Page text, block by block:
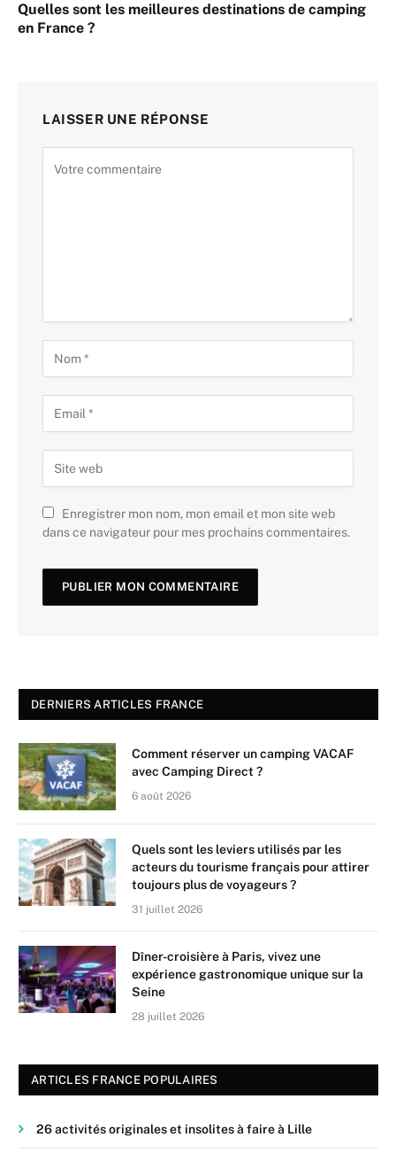
Quelles sont les meilleures destinations de camping
en France ?
LAISSER UNE RÉPONSE
Enregistrer mon nom, mon email et mon site web
dans ce navigateur pour mes prochains commentaires.
DERNIERS ARTICLES FRANCE
Comment réserver un camping VACAF
avec Camping Direct ?
6 août 2026
Quels sont les leviers utilisés par les
acteurs du tourisme français pour attirer
toujours plus de voyageurs ?
31 juillet 2026
Dîner-croisière à Paris, vivez une
expérience gastronomique unique sur la
Seine
28 juillet 2026
ARTICLES FRANCE POPULAIRES
26 activités originales et insolites à faire à Lille